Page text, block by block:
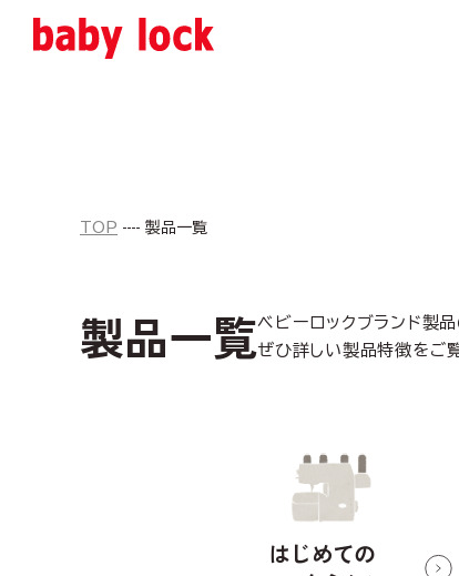
TOP 製品一覧
製品一覧ベビーロックブランド製
ぜひ詳しい製品特徴をご
はじめての